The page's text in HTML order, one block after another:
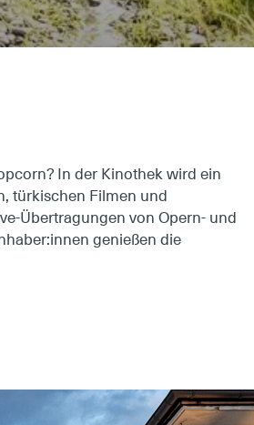
In der Kinothek wird ein
türkischen Filmen und
Übertragungen von Opern- und
genießen die